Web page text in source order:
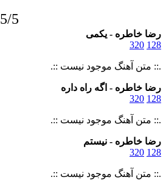
5/5 - (3 امتیاز)
رضا خاطره - یکمی
128
320
.:: متن آهنگ موجود نیست ::.
رضا خاطره - اگه راه داره
128
320
.:: متن آهنگ موجود نیست ::.
رضا خاطره - نیستم
128
320
.:: متن آهنگ موجود نیست ::.